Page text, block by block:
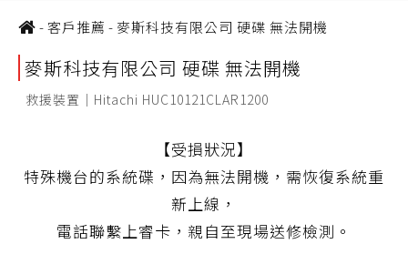
-客戶推薦 - 麥斯科技有限公司 硬碟 無法開機
麥斯科技有限公司 硬碟 無法開機
救援裝置｜Hitachi HUC10121CLAR1200
【受損狀況】
特殊機台的系統碟，因為無法開機，需恢復系統重
新上線，
電話聯繫上睿卡，親自至現場送修檢測。